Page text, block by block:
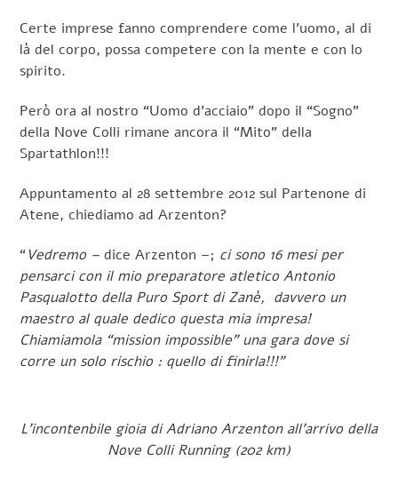
Certe imprese fanno comprendere come l’uomo, al di
là del corpo, possa competere con la mente e con lo
spirito.
Però ora al nostro “Uomo d’acciaio” dopo il “Sogno”
della Nove Colli rimane ancora il “Mito” della
Spartathlon!!!
Appuntamento al 28 settembre 2012 sul Partenone di
Atene, chiediamo ad Arzenton?
“Vedremo – dice Arzenton –; ci sono 16 mesi per
pensarci con il mio preparatore atletico Antonio
Pasqualotto della Puro Sport di Zanè, davvero un
maestro al quale dedico questa mia impresa!
Chiamiamola “mission impossible” una gara dove si
corre un solo rischio : quello di finirla!!!”
L'incontenbile gioia di Adriano Arzenton all'arrivo della
Nove Colli Running (202 km)